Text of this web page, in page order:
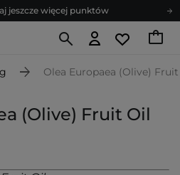
jeszcze więcej punktów
newsletter pełen porad
zamówienia do 24h.
pełen porad
Olea Europaea (Olive)
(Olive) Fruit Oil